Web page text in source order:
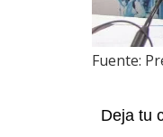
Fuente:
Deja tu